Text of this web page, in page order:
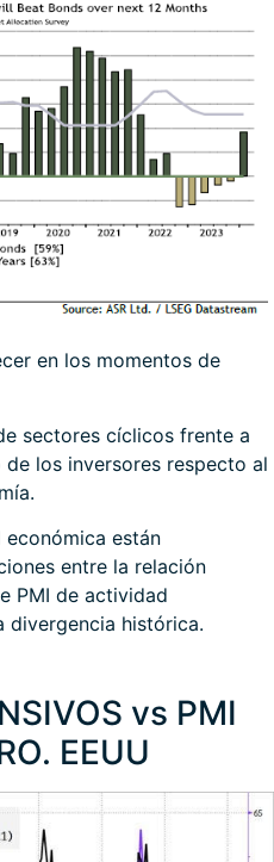
en los momentos de
sectores cíclicos frente a
los inversores respecto al
están
entre la relación
PMI de actividad
divergencia histórica.
vs PMI
EEUU